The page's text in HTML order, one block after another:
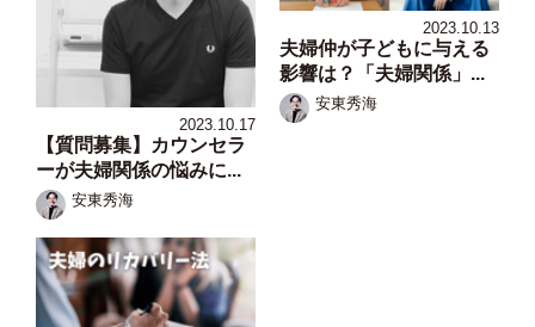
2023.10.17
【質問募集】カウンセラ
ーが夫婦関係の悩みに...
安東秀海
2023.10.13
夫婦仲が子どもに与える
影響は？「夫婦関係」...
安東秀海